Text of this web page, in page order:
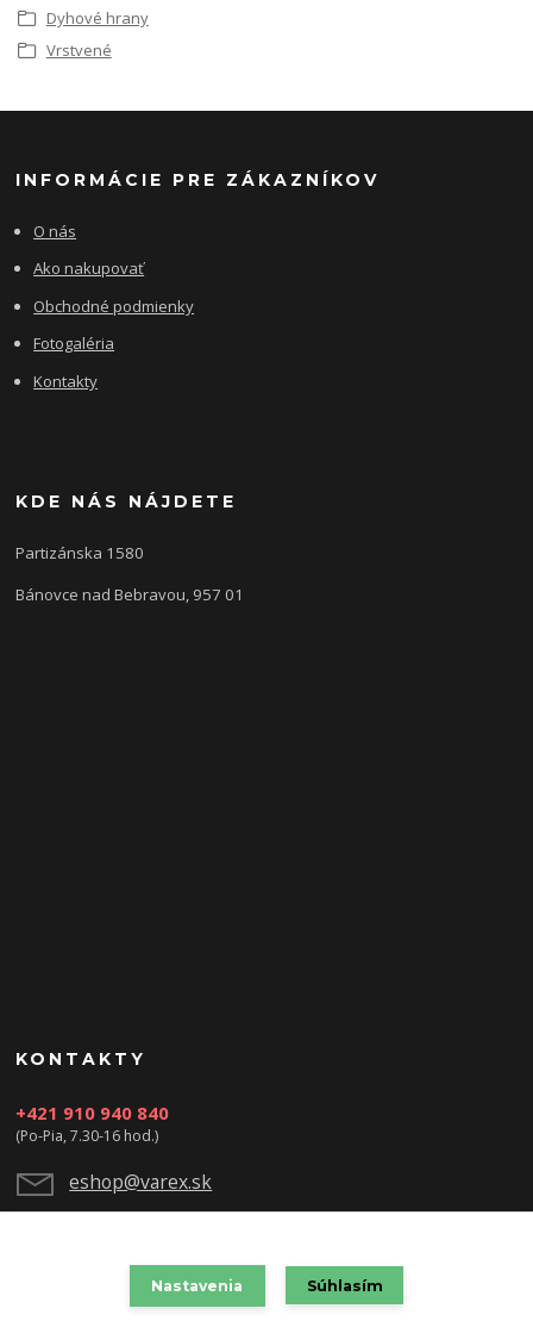
Dyhové hrany
Vrstvené
INFORMÁCIE PRE ZÁKAZNÍKOV
O nás
Ako nakupovať
Obchodné podmienky
Fotogaléria
Kontakty
KDE NÁS NÁJDETE
Partizánska 1580
Bánovce nad Bebravou, 957 01
KONTAKTY
+421 910 940 840
(Po-Pia, 7.30-16 hod.)
eshop@varex.sk
Nastavenia Súhlasím